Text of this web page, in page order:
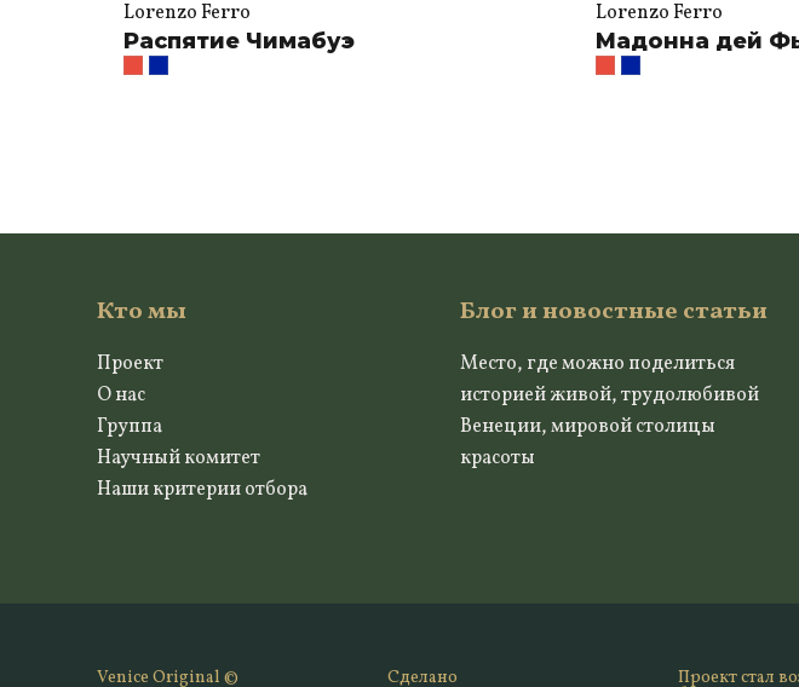
Lorenzo Ferro
Распятие Чимабуэ
Lorenzo Ferro
Мадонна дей
Кто мы
Проект
О нас
Группа
Научный комитет
Наши критерии отбора
Блог и новостные статьи
Место, где можно поделиться
историей живой, трудолюбивой
Венеции, мировой столицы
красоты
Venice Original © Сделано Проект стал